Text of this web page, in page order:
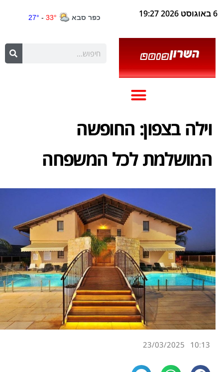
6 באוגוסט 2026 19:27
וילה בצפון: החופשה
המושלמת לכל המשפחה
10:13
23/03/2025